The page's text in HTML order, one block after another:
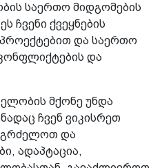
საერთო მიდგომების
ჩვენი ქვეყნების
და საერთო
და
მქონე უნდა
ჩვენ ვიკისრეთ
და
ადაპტაცია,